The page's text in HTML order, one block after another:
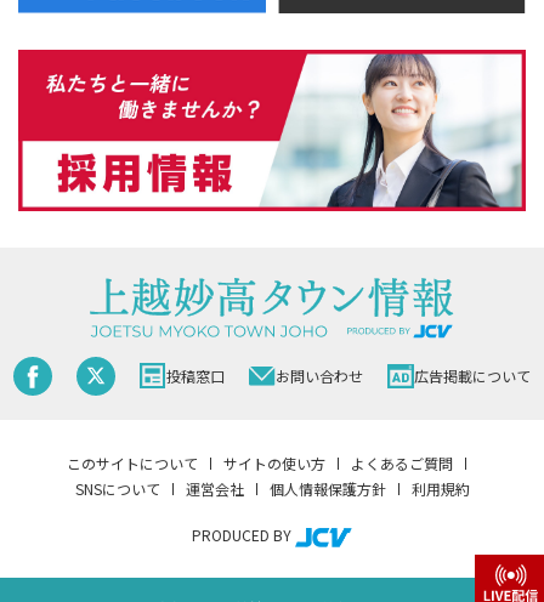
投稿窓口 お問い合わせ 広告掲載について
このサイトについて サイトの使い方
よくあるご質問
SNSについて
運営会社 個人情報保護方針 利用規約
PRODUCED BY